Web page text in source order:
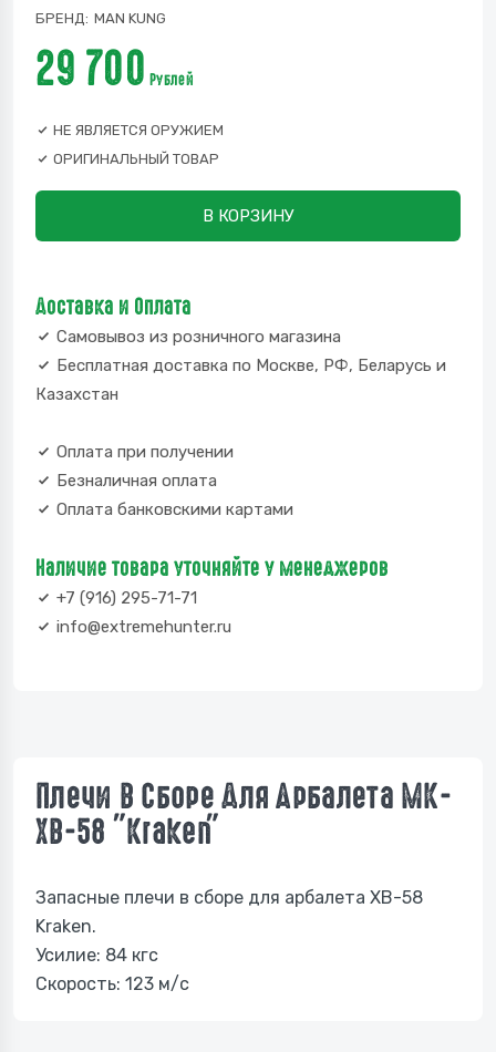
БРЕНД: MAN KUNG
29 700 Рублей
НЕ ЯВЛЯЕТСЯ ОРУЖИЕМ
ОРИГИНАЛЬНЫЙ ТОВАР
В КОРЗИНУ
Доставка и Оплата
Самовывоз из розничного магазина
Бесплатная доставка по Москве, РФ, Беларусь и
Казахстан
Оплата при получении
Безналичная оплата
Оплата банковскими картами
Наличие товара уточняйте у менеджеров
+7 (916) 295-71-71
info@extremehunter.ru
Плечи В Сборе Для Арбалета МК-
ХВ-58 "Kraken"
Запасные плечи в сборе для арбалета ХВ-58
Kraken.
Усилие: 84 кгс
Скорость: 123 м/с